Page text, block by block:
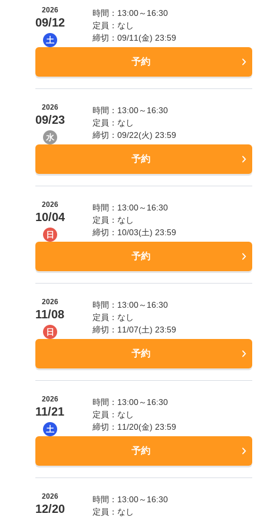
2026
09/12
土
時間：13:00～16:30
定員：なし
締切：09/11(金) 23:59
予約
2026
09/23
水
時間：13:00～16:30
定員：なし
締切：09/22(火) 23:59
予約
2026
10/04
日
時間：13:00～16:30
定員：なし
締切：10/03(土) 23:59
予約
2026
11/08
日
時間：13:00～16:30
定員：なし
締切：11/07(土) 23:59
予約
2026
11/21
土
時間：13:00～16:30
定員：なし
締切：11/20(金) 23:59
予約
2026
12/20
時間：13:00～16:30
定員：なし